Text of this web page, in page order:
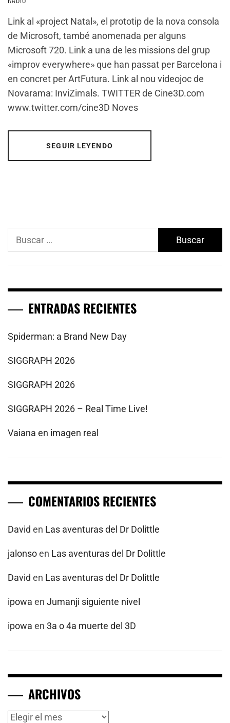
Link al «project Natal», el prototip de la nova consola
de Microsoft, també anomenada per alguns
Microsoft 720. Link a una de les missions del grup
«improv everywhere» que han passat per Barcelona i
en concret per ArtFutura. Link al nou videojoc de
Novarama: InviZimals. TWITTER de Cine3D.com
www.twitter.com/cine3D Noves
SEGUIR LEYENDO
Buscar:
ENTRADAS RECIENTES
Spiderman: a Brand New Day
SIGGRAPH 2026
SIGGRAPH 2026
SIGGRAPH 2026 – Real Time Live!
Vaiana en imagen real
COMENTARIOS RECIENTES
David en Las aventuras del Dr Dolittle
jalonsoen Las aventuras del Dr Dolittle
David en Las aventuras del Dr Dolittle
ipowa en Jumanji siguiente nivel
ipowa en 3a o 4a muerte del 3D
ARCHIVOS
Archivos